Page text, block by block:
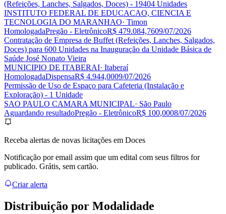
(Refeições, Lanches, Salgados, Doces) - 19404 Unidades
INSTITUTO FEDERAL DE EDUCACAO, CIENCIA E
TECNOLOGIA DO MARANHAO· Timon
HomologadaPregão - EletrônicoR$ 479.084,7609/07/2026
Contratação de Empresa de Buffet (Refeições, Lanches, Salgados,
Doces) para 600 Unidades na Inauguração da Unidade Básica de
Saúde José Nonato Vieira
MUNICIPIO DE ITABERAI· Itaberaí
HomologadaDispensaR$ 4.944,0009/07/2026
Permissão de Uso de Espaço para Cafeteria (Instalação e
Exploração) - 1 Unidade
SAO PAULO CAMARA MUNICIPAL· São Paulo
Aguardando resultadoPregão - EletrônicoR$ 100,0008/07/2026
Receba alertas de novas licitações em Doces
Notificação por email assim que um edital com seus filtros for
publicado. Grátis, sem cartão.
Criar alerta
Distribuição por Modalidade